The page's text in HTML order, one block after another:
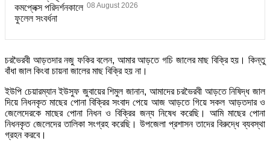
08 August 2026
চরভৈরবী আড়তদার নজু ফকির বলেন, আমার আড়তে গচি জালের মাছ বিক্রি হয়। কিন্তু
বাঁধা জাল কিংবা চায়না জালের মাছ বিক্রি হয় না।
ইউপি চেয়ারম্যান ইউসুফ জুবায়ের শিমুল জানান, আমাদের চরভৈরবী আড়তে নিষিদ্ধ জাল
দিয়ে নিধনকৃত মাছের পোনা বিক্রির সংবাদ পেয়ে আজ আড়তে গিয়ে সকল আড়তদার ও
জেলেদেরকে মাছের পোনা নিধন ও বিক্রির জন্য নিষেধ করেছি। আমি মাছের পোনা
নিধনকৃত জেলেদের তালিকা সংগ্রহ করেছি। উপজেলা প্রশাসন তাদের বিরুদ্ধে ব্যবস্থা
গ্রহন করবে।